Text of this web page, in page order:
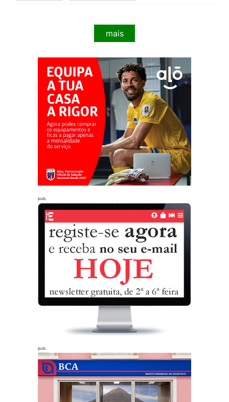
mais
pub.
pub.